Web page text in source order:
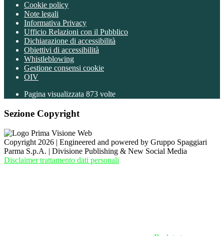
Cookie policy
Note legali
Informativa Privacy
Ufficio Relazioni con il Pubblico
Dichiarazione di accessibilità
Obiettivi di accessibilità
Whistleblowing
Gestione consensi cookie
OIV
Pagina visualizzata 873 volte
Sezione Copyright
Copyright 2026 | Engineered and powered by Gruppo Spaggiari
Parma S.p.A. | Divisione Publishing & New Social Media
Disclaimer trattamento dati personali